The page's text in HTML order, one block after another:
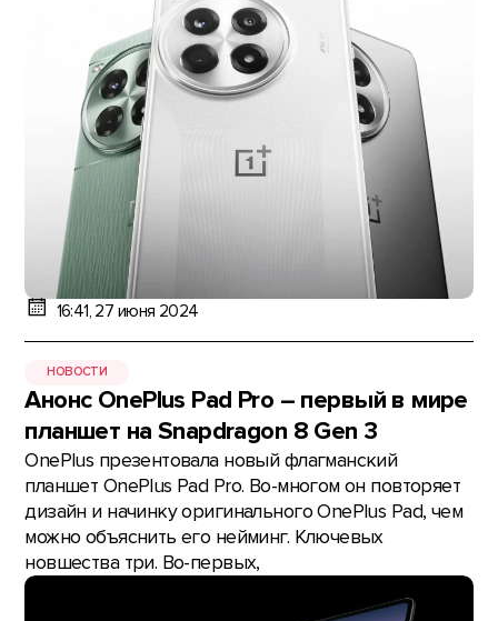
16:41, 27 июня 2024
НОВОСТИ
Анонс OnePlus Pad Pro – первый в мире
планшет на Snapdragon 8 Gen 3
OnePlus презентовала новый флагманский
планшет OnePlus Pad Pro. Во-многом он повторяет
дизайн и начинку оригинального OnePlus Pad, чем
можно объяснить его нейминг. Ключевых
новшества три. Во-первых,